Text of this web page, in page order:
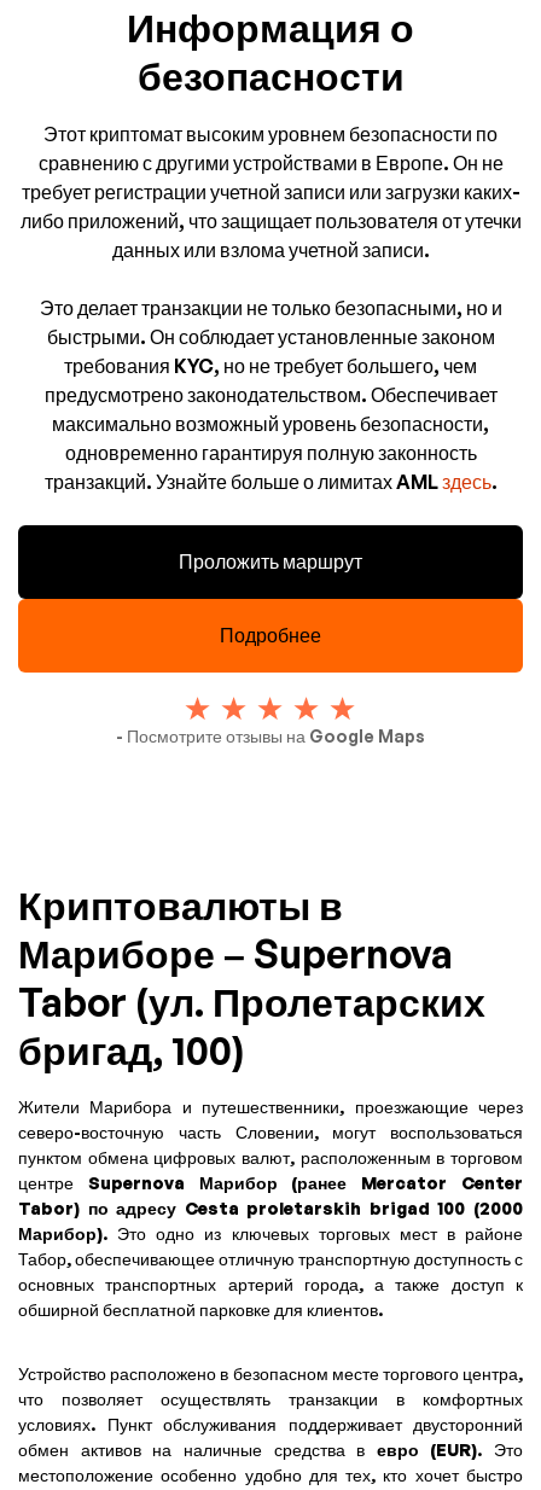
Информация о
безопасности
Этот криптомат высоким уровнем безопасности по
сравнению с другими устройствами в Европе. Он не
требует регистрации учетной записи или загрузки каких-
либо приложений, что защищает пользователя от утечки
данных или взлома учетной записи.
Это делает транзакции не только безопасными, но и
быстрыми. Он соблюдает установленные законом
требования KYC, но не требует большего, чем
предусмотрено законодательством. Обеспечивает
максимально возможный уровень безопасности,
одновременно гарантируя полную законность
транзакций. Узнайте больше о лимитах AMLздесь.
Проложить маршрут
Подробнее
- Посмотрите отзывы на Google Maps
Криптовалюты в
Мариборе – Supernova
Tabor (ул. Пролетарских
бригад, 100)
Жители Марибора и путешественники, проезжающие через
северо-восточную часть Словении, могут воспользоваться
пунктом обмена цифровых валют, расположенным в торговом
центре Supernova Марибор (ранее Mercator Center
Tabor) по адресу Cesta proletarskih brigad 100 (2000
Марибор). Это одно из ключевых торговых мест в районе
Табор, обеспечивающее отличную транспортную доступность с
основных транспортных артерий города, а также доступ к
обширной бесплатной парковке для клиентов.
Устройство расположено в безопасном месте торгового центра,
что позволяет осуществлять транзакции в комфортных
условиях. Пункт обслуживания поддерживает двусторонний
обмен активов на наличные средства в евро (EUR). Это
местоположение особенно удобно для тех, кто хочет быстро